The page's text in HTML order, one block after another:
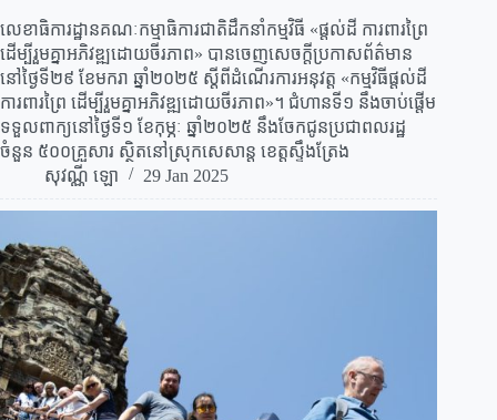
លេខាធិការដ្ឋានគណៈកម្មាធិការជាតិដឹកនាំកម្មវិធី «ផ្តល់ដី ការពារព្រៃ
ដើម្បីរួមគ្នាអភិវឌ្ឍដោយចីរភាព» បានចេញសេចក្តីប្រកាសព័ត៌មាន
នៅថ្ងៃទី២៩ ខែមករា ឆ្នាំ២០២៥ ស្តីពីដំណើរការអនុវត្ត «កម្មវិធីផ្តល់ដី
ការពារព្រៃ ដើម្បីរួមគ្នាអភិវឌ្ឍដោយចីរភាព»។ ជំហានទី១ នឹងចាប់ផ្តើម
ទទួលពាក្យនៅថ្ងៃទី១ ខែកុម្ភៈ ឆ្នាំ២០២៥ នឹងចែកជូនប្រជាពលរដ្ឋ
ចំនួន ៥០០គ្រួសារ ស្ថិតនៅស្រុកសេសាន្ត ខេត្តស្ទឹងត្រែង
សុវណ្ណី ឡោ
29 Jan 2025